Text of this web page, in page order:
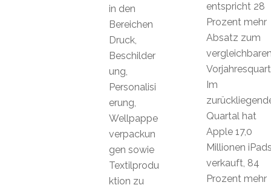
entspricht 28
Prozent mehr
Absatz zum
Im
Quartal hat
Apple 17,0
Millionen
verkauft, 84
Prozent mehr
in den
Bereichen
Druck,
Beschilder
ung,
Personalisi
erung,
Wellpappe
verpackun
gen sowie
Textilprodu
ktion zu